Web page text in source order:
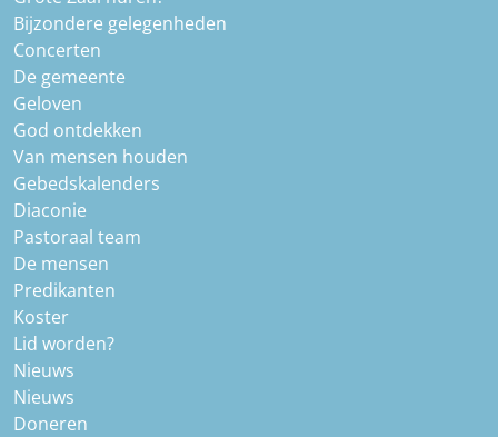
Bijzondere gelegenheden
Concerten
De gemeente
Geloven
God ontdekken
Van mensen houden
Gebedskalenders
Diaconie
Pastoraal team
De mensen
Predikanten
Koster
Lid worden?
Nieuws
Nieuws
Doneren